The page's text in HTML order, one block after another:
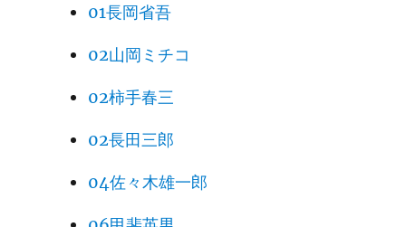
01長岡省吾
02山岡ミチコ
02柿手春三
02長田三郎
04佐々木雄一郎